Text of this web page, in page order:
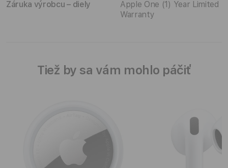
Záruka výrobcu – diely
Apple One (1) Year Limited
Warranty
Tiež by sa vám mohlo páčiť